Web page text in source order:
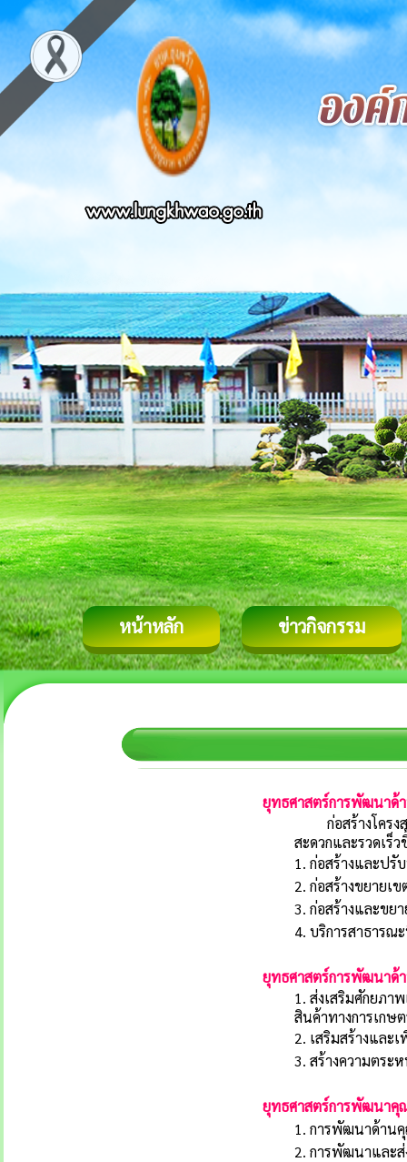
หน้าหลัก ข่าวกิจกรรม
ยุทธศาสตร์การพัฒนาด้
ก่อสร้างโครงส
สะดวกและรวดเร็
1. ก่อสร้างและปรั
2. ก่อสร้างขยายเ
3. ก่อสร้างและขย
4. บริการสาธาร
ยุทธศาสตร์การพัฒนาด้
1. ส่งเสริมศักยภา
สินค้าทางการเกษ
2. เสริมสร้างและ
3. สร้างความตระ
ยุทธศาสตร์การพัฒนาคุ
1. การพัฒนาด้าน
2. การพัฒนาและส่